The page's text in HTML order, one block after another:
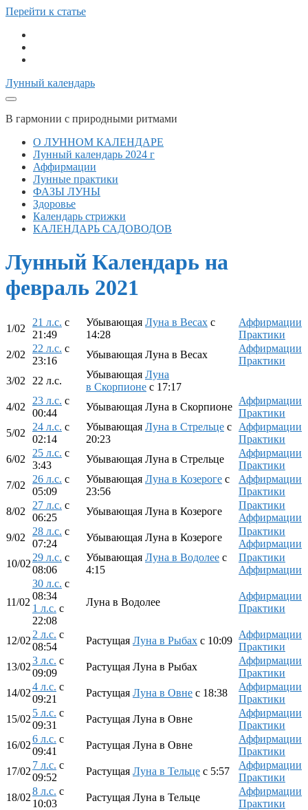
Перейти к статье
Лунный календарь
В гармонии с природными ритмами
О ЛУННОМ КАЛЕНДАРЕ
Лунный календарь 2024 г
Аффирмации
Лунные практики
ФАЗЫ ЛУНЫ
Здоровье
Календарь стрижки
КАЛЕНДАРЬ САДОВОДОВ
Лунный Календарь на
февраль 2021
1/02
21 л.с. с
21:49
Убывающая Луна в Весах с
14:28
Аффирмации
Практики
2/02
22 л.с. с
23:16
Убывающая Луна в Весах
Аффирмации
Практики
3/02
22 л.с.
Убывающая Луна
в Скорпионе с 17:17
4/02
23 л.с. с
00:44
Убывающая Луна в Скорпионе
Аффирмации
Практики
5/02
24 л.с. с
02:14
Убывающая Луна в Стрельце с
20:23
Аффирмации
Практики
6/02
25 л.с. с
3:43
Убывающая Луна в Стрельце
Аффирмации
Практики
7/02
26 л.с. с
05:09
Убывающая Луна в Козероге с
23:56
Аффирмации
Практики
8/02
27 л.с. с
06:25
Убывающая Луна в Козероге
Практики
Аффирмации
9/02
28 л.с. с
07:24
Убывающая Луна в Козероге
Практики
Аффирмации
10/02
29 л.с. с
08:06
Убывающая Луна в Водолее с
4:15
Практики
Аффирмации
11/02
30 л.с. с
08:34
1 л.с. с
22:08
Луна в Водолее
Аффирмации
Практики
12/02
2 л.с. с
08:54
Растущая Луна в Рыбах с 10:09
Аффирмации
Практики
13/02
3 л.с. с
09:09
Растущая Луна в Рыбах
Аффирмации
Практики
14/02
4 л.с. с
09:21
Растущая Луна в Овне с 18:38
Аффирмации
Практики
15/02
5 л.с. с
09:31
Растущая Луна в Овне
Аффирмации
Практики
16/02
6 л.с. с
09:41
Растущая Луна в Овне
Аффирмации
Практики
17/02
7 л.с. с
09:52
Растущая Луна в Тельце с 5:57
Аффирмации
Практики
18/02
8 л.с. с
10:03
Растущая Луна в Тельце
Аффирмации
Практики